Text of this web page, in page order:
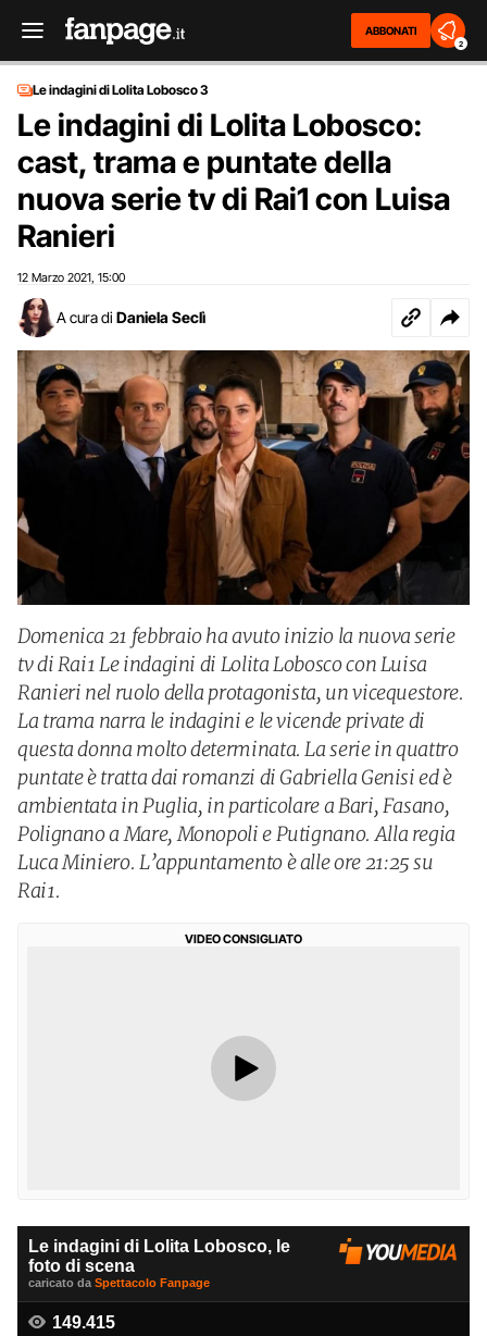
ABBONATI
2
Le indagini di Lolita Lobosco 3
Le indagini di Lolita Lobosco:
cast, trama e puntate della
nuova serie tv di Rai1 con Luisa
Ranieri
12 Marzo 2021 15:00
A cura di Daniela Seclì
Domenica 21 febbraio ha avuto inizio la nuova serie
tv di Rai1 Le indagini di Lolita Lobosco con Luisa
Ranieri nel ruolo della protagonista, un vicequestore.
La trama narra le indagini e le vicende private di
questa donna molto determinata. La serie in quattro
puntate è tratta dai romanzi di Gabriella Genisi ed è
ambientata in Puglia, in particolare a Bari, Fasano,
Polignano a Mare, Monopoli e Putignano. Alla regia
Luca Miniero. L’appuntamento è alle ore 21:25 su
Rai1.
VIDEO CONSIGLIATO